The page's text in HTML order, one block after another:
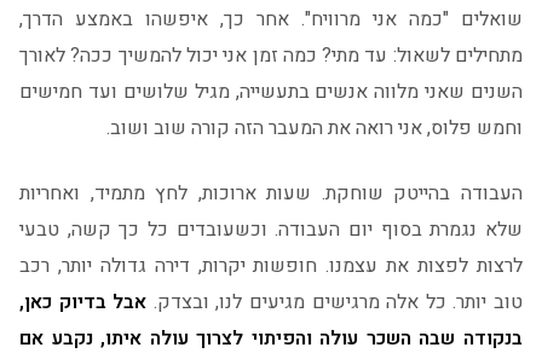
שואלים "כמה אני מרוויח". אחר כך, איפשהו באמצע הדרך,
מתחילים לשאול: עד מתי? כמה זמן אני יכול להמשיך ככה? לאורך
השנים שאני מלווה אנשים בתעשייה, מגיל שלושים ועד חמישים
וחמש פלוס, אני רואה את המעבר הזה קורה שוב ושוב.
העבודה בהייטק שוחקת. שעות ארוכות, לחץ מתמיד, ואחריות
שלא נגמרת בסוף יום העבודה. וכשעובדים כל כך קשה, טבעי
לרצות לפצות את עצמנו. חופשות יקרות, דירה גדולה יותר, רכב
טוב יותר. כל אלה מרגישים מגיעים לנו, ובצדק. אבל בדיוק כאן,
בנקודה שבה השכר עולה והפיתוי לצרוך עולה איתו, נקבע אם